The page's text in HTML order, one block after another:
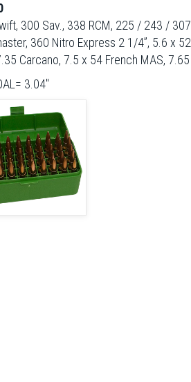
300 Sav., 338 RCM, 225 / 243 /
360 Nitro Express 2 1/4”, 5.6 x
Carcano, 7.5 x 54 French MAS,
3.04"